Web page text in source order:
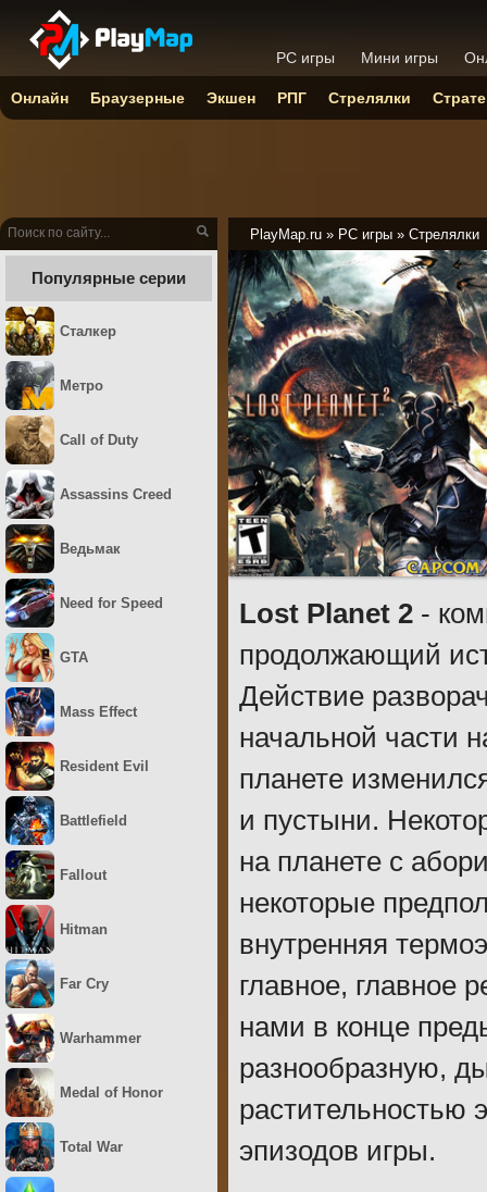
PlayMap.ru » PC игры » Стрелялки
Lost Planet 2 -
продолжающий
Действие
начальной части
планете
и пустыни.
на планете с
некоторые
внутренняя
главное, главное
нами в конце
разнообразную,
растительностью
эпизодов игры.
Популярные серии
Сталкер
Метро
Call of Duty
Assassins Creed
Ведьмак
Need for Speed
GTA
Mass Effect
Resident Evil
Battlefield
Fallout
Hitman
Far Cry
Warhammer
Medal of Honor
Total War
PC игры Мини игры
Онлайн Браузерные Экшен РПГ Стрелялки